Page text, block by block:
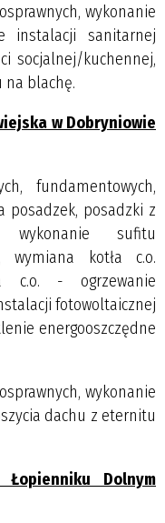
wykonanie
instalacji sanitarnej
socjalnej/kuchennej,
na blachę.
w Dobryniowie
fundamentowych,
posadzek, posadzki z
wykonanie sufitu
wymiana kotła c.o.
c.o. - ogrzewanie
fotowoltaicznej
energooszczędne
wykonanie
dachu z eternitu
Dolnym